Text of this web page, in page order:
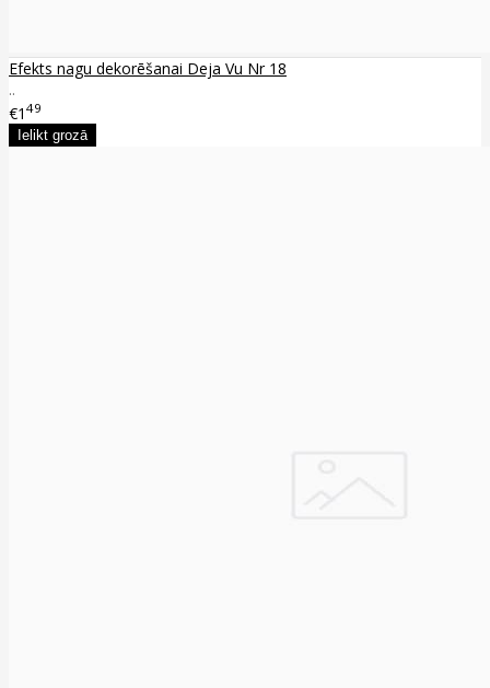
Efekts nagu dekorēšanai Deja Vu Nr 18
..
€1 49